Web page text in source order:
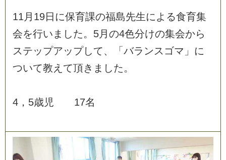
11 月 19日 に保育課の福島先生に よ る食育集
会を行い ま した。 5月 の4色分けの集会から
ステップアップして、 「 バラ ンス ゴマ 」 に
ついて教え て頂き ま した。
4 ， 5歳児 17名